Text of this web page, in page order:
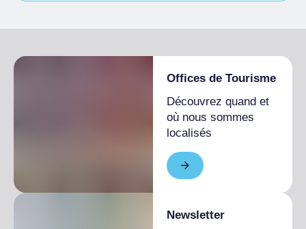
Offices de Tourisme
Découvrez quand et
où nous sommes
localisés
Newsletter